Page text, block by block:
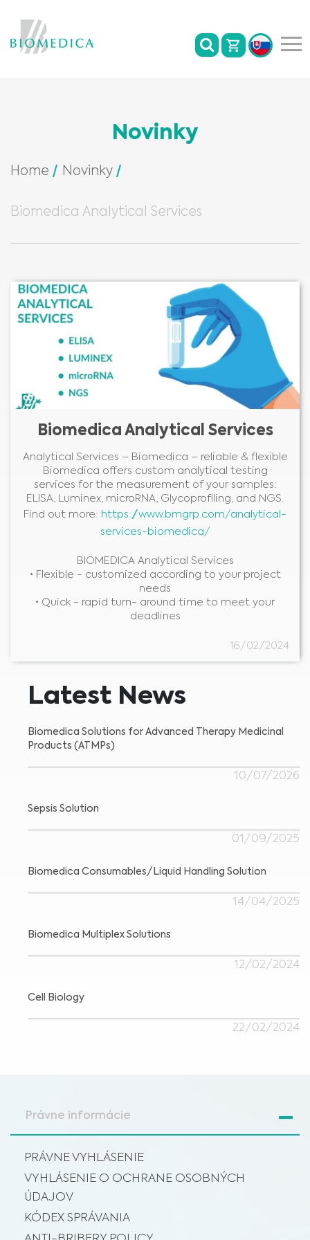
STRÁNKA NEPOSKYTUJE LEKÁRSKE PORADENSTVO
poraďte so svojím lekárom alebo iným kvalifikovaným zdravotníckym
Novinky
Home Novinky
Biomedica Analytical Services
Biomedica Analytical Services
Analytical Services – Biomedica – reliable & flexible
Biomedica offers custom analytical testing
services for the measurement of your samples:
ELISA, Luminex, microRNA, Glycoprofiling, and NGS.
Find out more: https://www.bmgrp.com/analytical-
services-biomedica/
BIOMEDICA Analytical Services
• Flexible - customized according to your project
needs
• Quick - rapid turn- around time to meet your
deadlines
16/02/2024
Latest News
Biomedica Solutions for Advanced Therapy Medicinal
Products (ATMPs)
10/07/2026
Sepsis Solution
01/09/2025
Biomedica Consumables/Liquid Handling Solution
14/04/2025
Biomedica Multiplex Solutions
12/02/2024
Cell Biology
22/02/2024
Právne informácie
PRÁVNE VYHLÁSENIE
VYHLÁSENIE O OCHRANE OSOBNÝCH
ÚDAJOV
KÓDEX SPRÁVANIA